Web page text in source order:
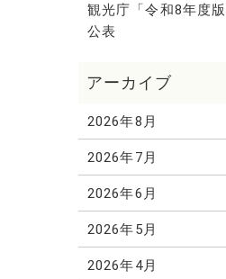
観光庁「令和8年度
公表
2026年8月
2026年7月
2026年6月
2026年5月
2026年4月